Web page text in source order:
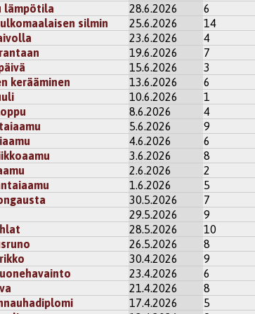
otettu pois päältä...
kirjallista tietämystä 😅
kommentoidaksesi
:)
lämpötila 28.6.2026
6
silmin 25.6.2026
14
23.6.2026
4
19.6.2026
7
15.6.2026
3
kerääminen 13.6.2026
6
10.6.2026
1
8.6.2026
4
5.6.2026
9
4.6.2026
6
3.6.2026
8
2.6.2026
2
1.6.2026
5
30.5.2026
7
29.5.2026
9
28.5.2026
10
26.5.2026
8
30.4.2026
9
23.4.2026
6
21.4.2026
8
17.4.2026
5